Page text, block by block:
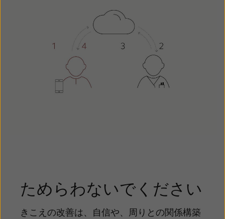
ためらわないでください
きこえの改善は、自信や、周りとの関係構築